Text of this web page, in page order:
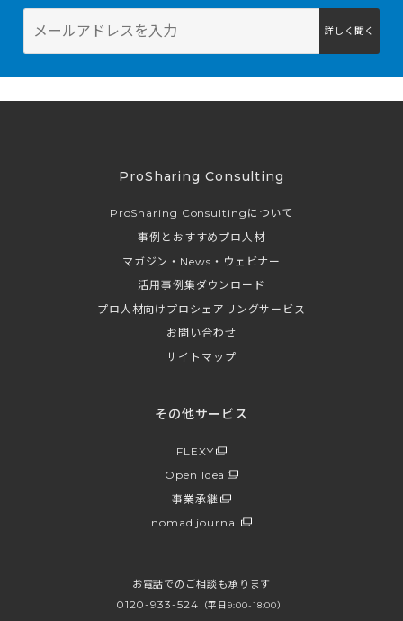
詳しく聞く
ProSharing Consulting
ProSharing Consultingについて
事例とおすすめプロ人材
マガジン・News・ウェビナー
活用事例集ダウンロード
プロ人材向けプロシェアリングサービス
お問い合わせ
サイトマップ
その他サービス
FLEXY
Open Idea
事業承継
nomad journal
お電話でのご相談も承ります
0120-933-524 （平日9:00-18:00）